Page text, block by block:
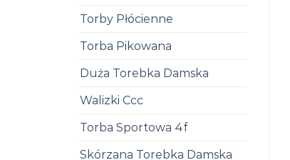
Torby Płócienne
Torba Pikowana
Duża Torebka Damska
Walizki Ccc
Torba Sportowa 4f
Skórzana Torebka Damska